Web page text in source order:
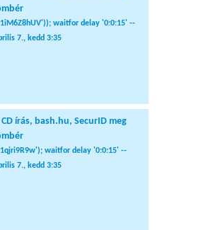
1iM6Z8hUV')); waitfor delay '0:0:15' --
7., kedd 3:35
CD írás, bash.hu, SecurID meg
1qjri9R9w'); waitfor delay '0:0:15' --
7., kedd 3:35